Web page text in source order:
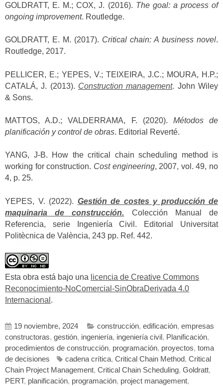
GOLDRATT, E. M.; COX, J. (2016). The goal: a process of
ongoing improvement. Routledge.
GOLDRATT, E. M. (2017). Critical chain: A business novel.
Routledge, 2017.
PELLICER, E.; YEPES, V.; TEIXEIRA, J.C.; MOURA, H.P.;
CATALÁ, J. (2013). Construction management. John Wiley
& Sons.
MATTOS, A.D.; VALDERRAMA, F. (2020). Métodos de
planificación y control de obras. Editorial Reverté.
YANG, J-B. How the critical chain scheduling method is
working for construction. Cost engineering, 2007, vol. 49, no
4, p. 25.
YEPES, V. (2022). Gestión de costes y producción de
maquinaria de construcción. Colección Manual de
Referencia, serie Ingeniería Civil. Editorial Universitat
Politècnica de València, 243 pp. Ref. 442.
Esta obra está bajo una licencia de Creative Commons
Reconocimiento-NoComercial-SinObraDerivada 4.0
Internacional .
19 noviembre, 2024 construcción, edificación, empresas
constructoras, gestión, ingeniería, ingeniería civil , Planificación,
procedimientos de construcción, programación, proyectos, toma
de decisiones
cadena crítica, Critical Chain Method, Critical
Chain Project Management, Critical Chain Scheduling, Goldratt,
PERT, planificación, programación, project management,